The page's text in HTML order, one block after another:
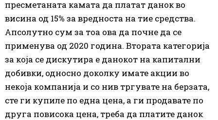
пресметаната камата да платат данок во
висина од 15% за вредноста на тие средства.
Апсолутно сум за тоа ова да почне да се
применува од 2020 година. Втората категорија
за која се дискутира е данокот на капитални
добивки, односно доколку имате акции во
некоја компанија и со нив тргувате на берзата,
сте ги купиле по една цена, а ги продавате по
друга повисока цена, треба да платите данок